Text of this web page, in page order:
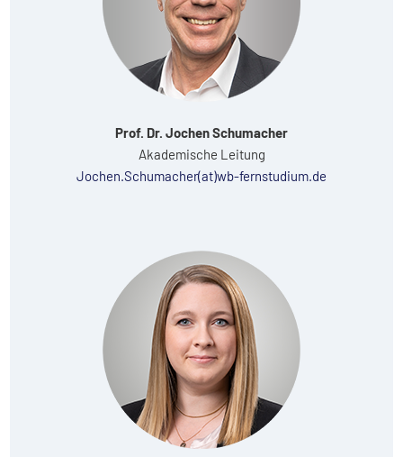
Prof. Dr. Jochen Schumacher
Akademische Leitung
Jochen.Schumacher(at)wb-fernstudium.de